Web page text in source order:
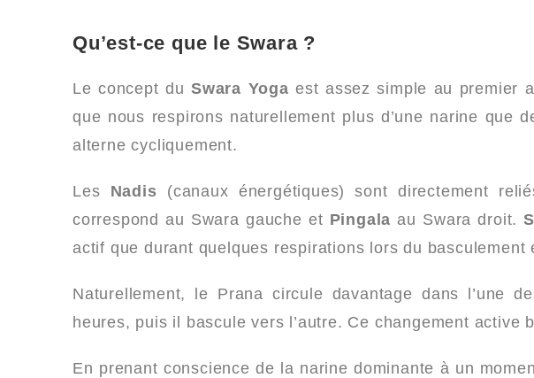
Qu’est-ce que le Swara ?
Le concept duSwara Yoga est assez simple au premier
que nous respirons naturellement plus d’une narine que
alterne cycliquement.
Les Nadis (canaux énergétiques) sont directement
correspond au Swara gauche et Pingala au Swara droit.
actif que durant quelques respirations lors du basculement
Naturellement, le Prana circule davantage dans l’une
heures, puis il bascule vers l’autre. Ce changement active
En prenant conscience de la narine dominante à un